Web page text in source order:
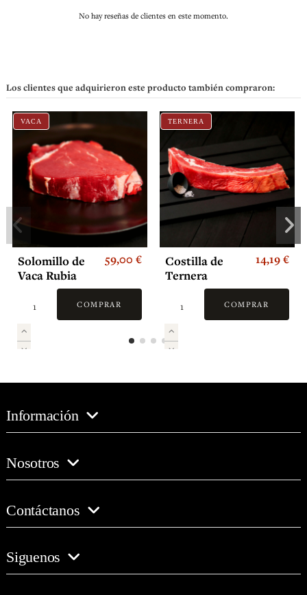
No hay reseñas de clientes en este momento.
Los clientes que adquirieron este producto también compraron:
VACA
Solomillo de
Vaca Rubia
Gallega
59,00 €
COMPRAR
TERNERA
Costilla de
Ternera
14,19 €
COMPRAR
Información
Nosotros
Contáctanos
Siguenos